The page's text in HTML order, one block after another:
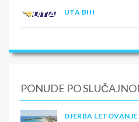
UTA BIH
PONUDE PO
DJERBA LETOVANJE